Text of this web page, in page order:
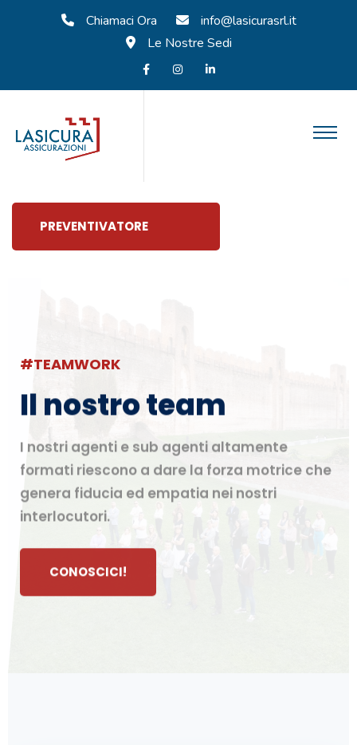
Chiamaci Ora
info@lasicurasrl.it
Le Nostre Sedi
PREVENTIVATORE
#TEAMWORK
Il nostro team
I nostri agenti e sub agenti altamente
formati riescono a dare la forza motrice che
genera fiducia ed empatia nei nostri
interlocutori.
CONOSCICI!